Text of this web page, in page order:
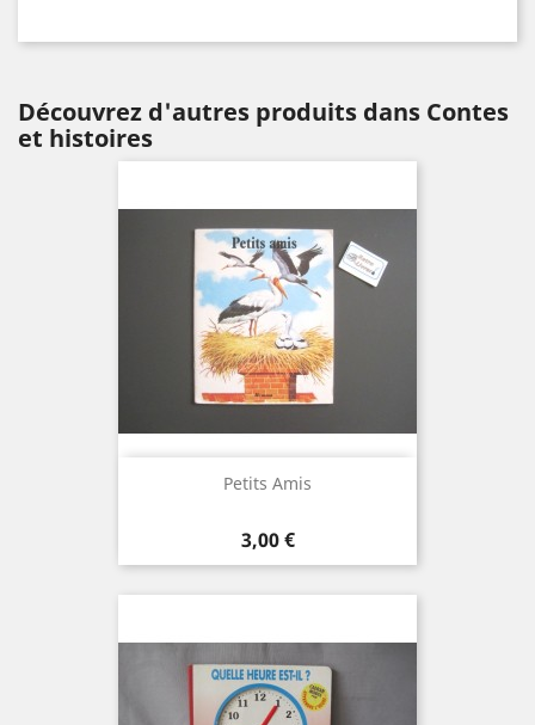
Découvrez d'autres produits dans Contes
et histoires
Petits Amis
Prix
3,00 €